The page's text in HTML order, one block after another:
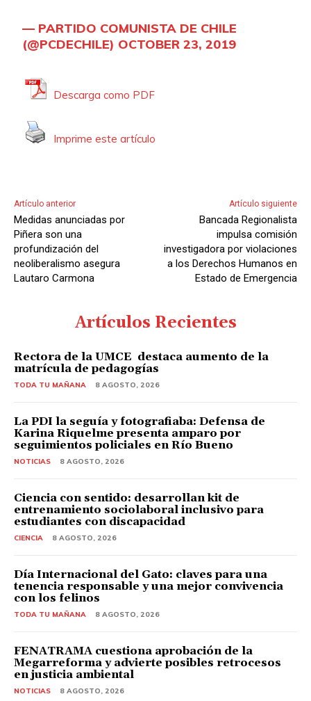
— PARTIDO COMUNISTA DE CHILE
(@PCDECHILE) OCTOBER 23, 2019
Descarga como PDF
Imprime este artículo
Artículo anterior
Medidas anunciadas por
Piñera son una
profundización del
neoliberalismo asegura
Lautaro Carmona
Artículo siguiente
Bancada Regionalista
impulsa comisión
investigadora por violaciones
a los Derechos Humanos en
Estado de Emergencia
Artículos Recientes
Rectora de la UMCE destaca aumento de la
matrícula de pedagogías
TODA TU MAÑANA 8 AGOSTO, 2026
La PDI la seguía y fotografiaba: Defensa de
Karina Riquelme presenta amparo por
seguimientos policiales en Río Bueno
NOTICIAS 8 AGOSTO, 2026
Ciencia con sentido: desarrollan kit de
entrenamiento sociolaboral inclusivo para
estudiantes con discapacidad
CIENCIA 8 AGOSTO, 2026
Día Internacional del Gato: claves para una
tenencia responsable y una mejor convivencia
con los felinos
TODA TU MAÑANA 8 AGOSTO, 2026
FENATRAMA cuestiona aprobación de la
Megarreforma y advierte posibles retrocesos
en justicia ambiental
NOTICIAS 8 AGOSTO, 2026